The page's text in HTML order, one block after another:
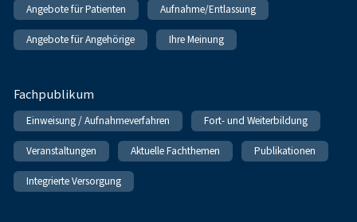
Angebote für Patienten Aufnahme/Entlassung
Angebote für Angehörige Ihre Meinung
Fachpublikum
Einweisung / Aufnahmeverfahren Fort- und Weiterbildung
Veranstaltungen Aktuelle Fachthemen Publikationen
Integrierte Versorgung